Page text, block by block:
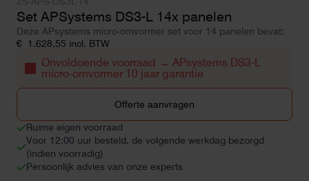
Set APSystems DS3-L 14x panelen
Deze APsystems micro-omvormer set voor 14 panelen bevat:
€ 1.628,55 incl. BTW
Onvoldoende voorraad → APsystems DS3-L
micro-omvormer 10 jaar garantie
Offerte aanvragen
Ruime eigen voorraad
Voor 12:00 uur besteld, de volgende werkdag bezorgd
(indien voorradig)
Persoonlijk advies van onze experts
Informatie